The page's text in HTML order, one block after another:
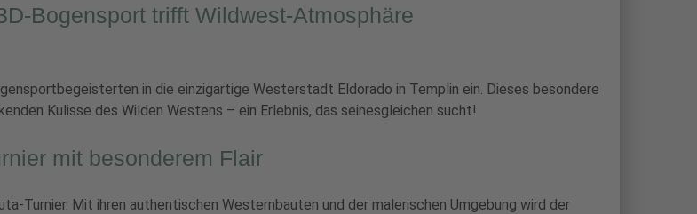
Bogensport trifft Wildwest-Atmosphäre
in die einzigartige Westerstadt Eldorado in Templin ein. Dieses besondere
Kulisse des Wilden Westens – ein Erlebnis, das seinesgleichen sucht!
mit besonderem Flair
Turnier. Mit ihren authentischen Westernbauten und der malerischen Umgebung wird der